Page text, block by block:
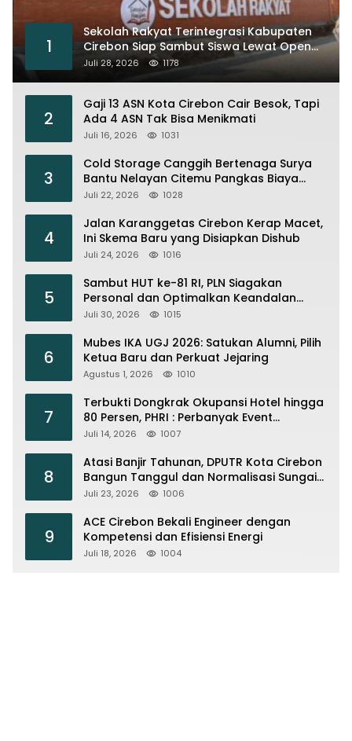
1
Sekolah Rakyat Terintegrasi Kabupaten
Cirebon Siap Sambut Siswa Lewat Open
House dan MPLS
Juli 28, 2026 1178
2
Gaji 13 ASN Kota Cirebon Cair Besok, Tapi
Ada 4 ASN Tak Bisa Menikmati
Juli 16, 2026 1031
3
Cold Storage Canggih Bertenaga Surya
Bantu Nelayan Citemu Pangkas Biaya
Operasional
Juli 22, 2026 1028
4
Jalan Karanggetas Cirebon Kerap Macet,
Ini Skema Baru yang Disiapkan Dishub
Juli 24, 2026 1016
5
Sambut HUT ke-81 RI, PLN Siagakan
Personal dan Optimalkan Keandalan
Instalasi Transmisi
Juli 30, 2026 1015
6
Mubes IKA UGJ 2026: Satukan Alumni, Pilih
Ketua Baru dan Perkuat Jejaring
Agustus 1, 2026 1010
7
Terbukti Dongkrak Okupansi Hotel hingga
80 Persen, PHRI : Perbanyak Event
Olahraga di Cirebon
Juli 14, 2026 1007
8
Atasi Banjir Tahunan, DPUTR Kota Cirebon
Bangun Tanggul dan Normalisasi Sungai
Kijing
Juli 23, 2026 1006
9
ACE Cirebon Bekali Engineer dengan
Kompetensi dan Efisiensi Energi
Juli 18, 2026 1004